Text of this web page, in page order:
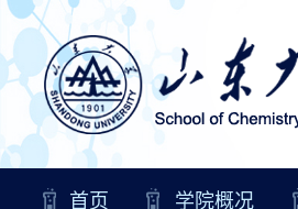
首页 学院概况